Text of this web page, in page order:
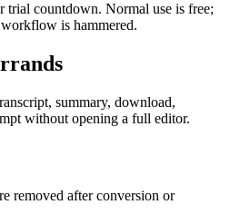
trial countdown. Normal use is free;
is hammered.
summary, download,
without opening a full editor.
removed after conversion or